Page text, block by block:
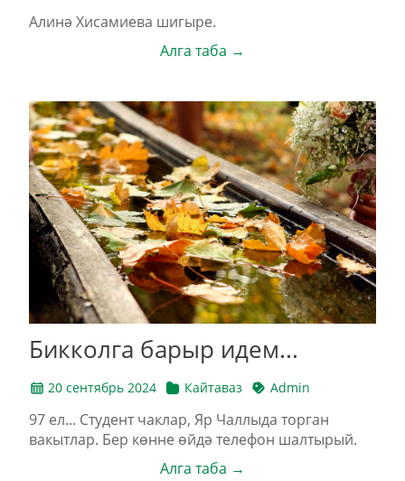
Алинә Хисамиева шигыре.
Алга таба →
Бикколга барыр идем...
20 сентябрь 2024 Кайтаваз Admin
97 ел... Студент чаклар, Яр Чаллыда торган
вакытлар. Бер көнне өйдә телефон шалтырый.
Алга таба →